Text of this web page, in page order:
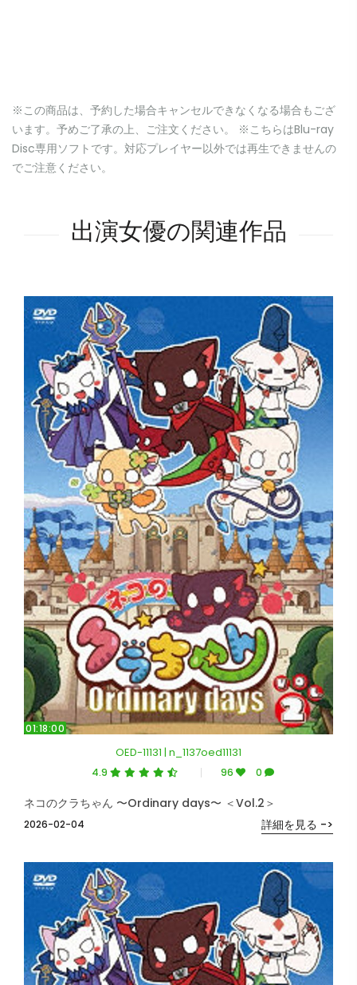
※この商品は、予約した場合キャンセルできなくなる場合もござ
います。予めご了承の上、ご注文ください。 ※こちらはBlu-ray
Disc専用ソフトです。対応プレイヤー以外では再生できませんの
でご注意ください。
出演女優の関連作品
01:18:00
OED-11131 | n_1137oed11131
4.9 96 0
2026-02-04
ネコのクラちゃん 〜Ordinary days〜 ＜Vol.2＞
詳細を見る ->